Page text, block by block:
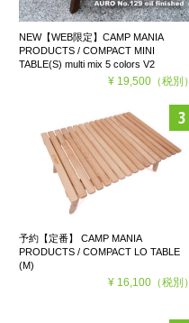
NEW【WEB限定】CAMP MANIA
PRODUCTS / COMPACT MINI
TABLE(S) multi mix 5 colors V2
¥ 19,500（税別）
予約【定番】 CAMP MANIA
PRODUCTS / COMPACT LO TABLE
(M)
¥ 16,100（税別）